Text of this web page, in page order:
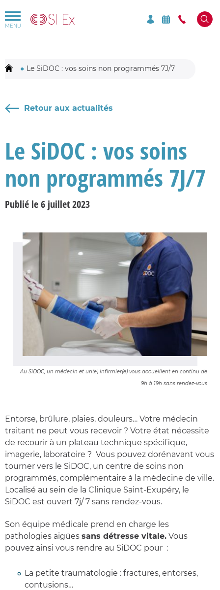
Le SiDOC : vos soins non programmés 7J/7
Retour aux actualités
Le SiDOC : vos soins
non programmés 7J/7
Publié le 6 juillet 2023
Au SiDOC, un médecin et un(e) infirmier(e) vous accueillent en continu de
9h à 19h sans rendez-vous
Entorse, brûlure, plaies, douleurs… Votre médecin
traitant ne peut vous recevoir ? Votre état nécessite
de recourir à un plateau technique spécifique,
imagerie, laboratoire ? Vous pouvez dorénavant vous
tourner vers le SiDOC, un centre de soins non
programmés, complémentaire à la médecine de ville.
Localisé au sein de la Clinique Saint-Exupéry, le
SiDOC est ouvert 7j/ 7 sans rendez-vous.
Son équipe médicale prend en charge les
pathologies aigües sans détresse vitale. Vous
pouvez ainsi vous rendre au SiDOC pour :
La petite traumatologie : fractures, entorses,
contusions…